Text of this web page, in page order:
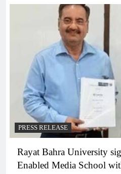
PRESS RELEASE
Rayat Bahra University
Enabled Media School